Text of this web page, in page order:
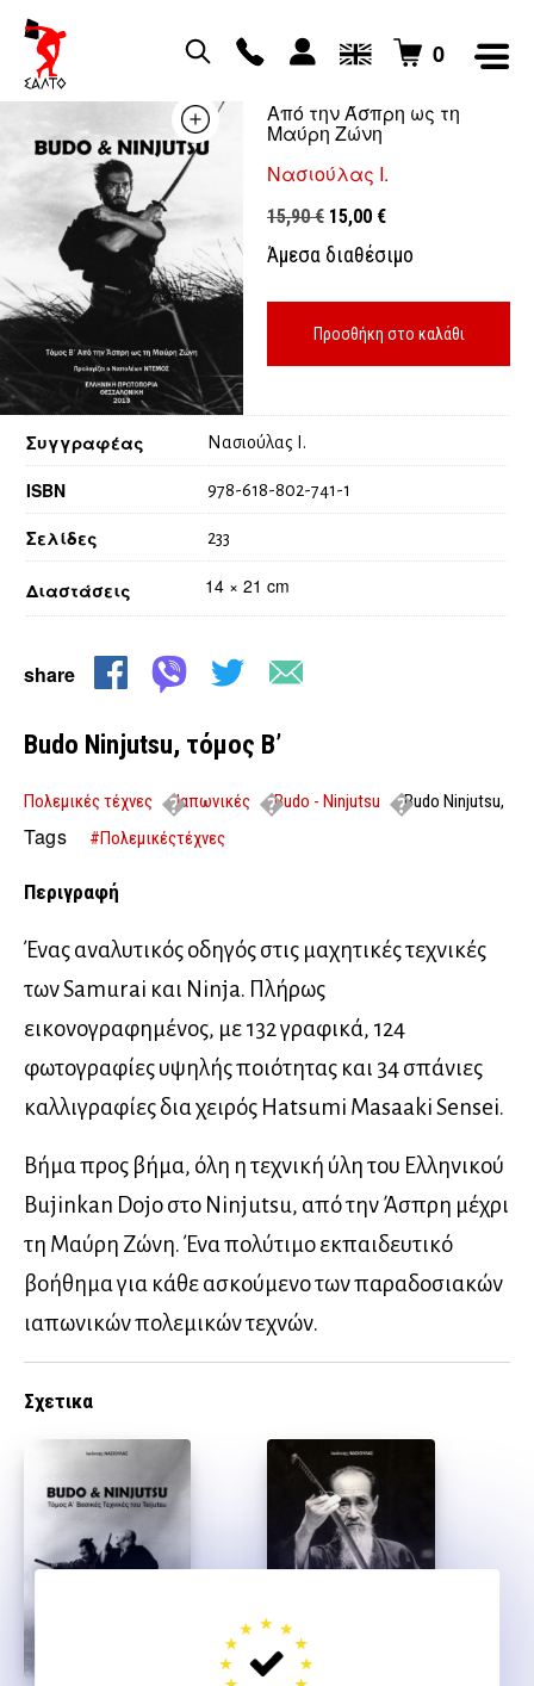
0
Από την Άσπρη ως τη
Μαύρη Ζώνη
Νασιούλας Ι.
15,90€ Original
price
15,90 €.
15,00 €Η
τρέχουσα
τιμή
είναι:
15,00 €.
Άμεσα διαθέσιμο
Προσθήκη στο καλάθι
Διαστάσεις 14 × 21 cm
Συγγραφέας Νασιούλας Ι.
ISBN 978-618-802-741-1
Σελίδες 233
share
Budo Ninjutsu, τόμος Β’
Πολεμικές τέχνες Ιαπωνικές Budo - Ninjutsu
Budo Ninjutsu,
τόμος Β’
Tags #Πολεμικέςτέχνες
Περιγραφή
Ένας αναλυτικός οδηγός στις μαχητικές τεχνικές
των Samurai και Ninja. Πλήρως
εικονογραφημένος, με 132 γραφικά, 124
φωτογραφίες υψηλής ποιότητας και 34 σπάνιες
καλλιγραφίες δια χειρός Hatsumi Masaaki Sensei.
Βήμα προς βήμα, όλη η τεχνική ύλη του Ελληνικού
Bujinkan Dojo στο Ninjutsu, από την Άσπρη μέχρι
τη Μαύρη Ζώνη. Ένα πολύτιμο εκπαιδευτικό
βοήθημα για κάθε ασκούμενο των παραδοσιακών
ιαπωνικών πολεμικών τεχνών.
Σχετικα